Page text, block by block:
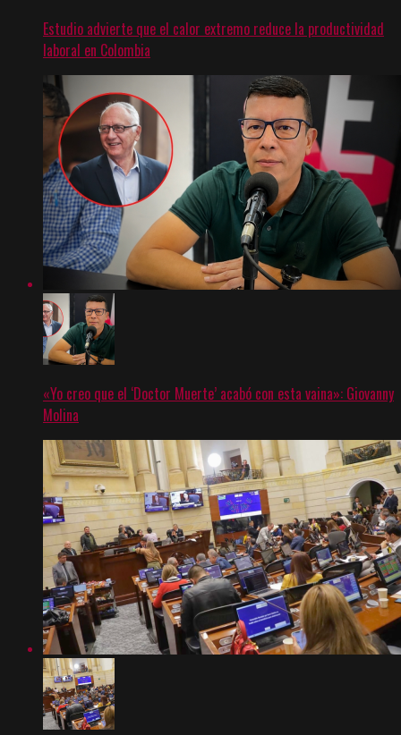
Estudio advierte que el calor extremo reduce la productividad
laboral en Colombia
«Yo creo que el ‘Doctor Muerte’ acabó con esta vaina»: Giovanny
Molina